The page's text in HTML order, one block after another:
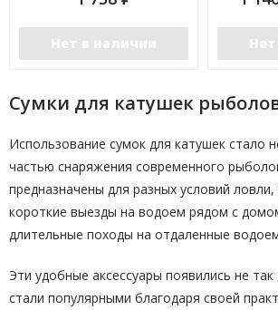
Нет в наличии
Сумки для катушек
Использование сумок для катушек стало
частью снаряжения современного
предназначены для разных условий
короткие выезды на водоем рядом с
длительные походы на отдаленные
Эти удобные аксессуары появились не
стали популярными благодаря своей